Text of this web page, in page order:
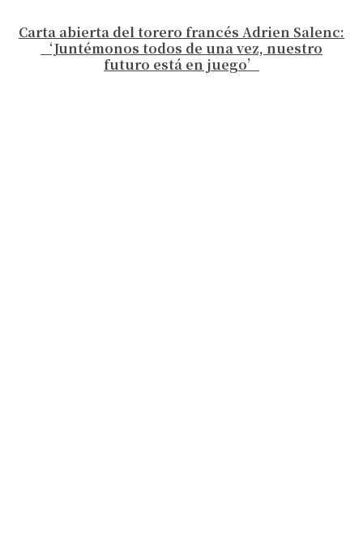
Carta abierta del torero francés Adrien Salenc:
‘Juntémonos todos de una vez, nuestro
futuro está en juego’